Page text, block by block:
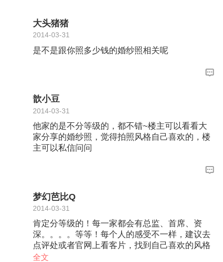
大头猪猪
2014-03-31
是不是跟你照多少钱的婚纱照相关呢
歆小豆
2014-03-31
他家的是不分等级的，都不错~楼主可以看看大
家分享的婚纱照，觉得拍照风格自己喜欢的，楼
主可以私信问问
梦幻芭比Q
2014-03-31
肯定分等级的！每一家都会有总监、首席、资
深。。。。等等！每个人的感受不一样，建议去
点评处或者官网上看客片，找到自己喜欢的风格
~然后再选摄影师~这样最保险
全文